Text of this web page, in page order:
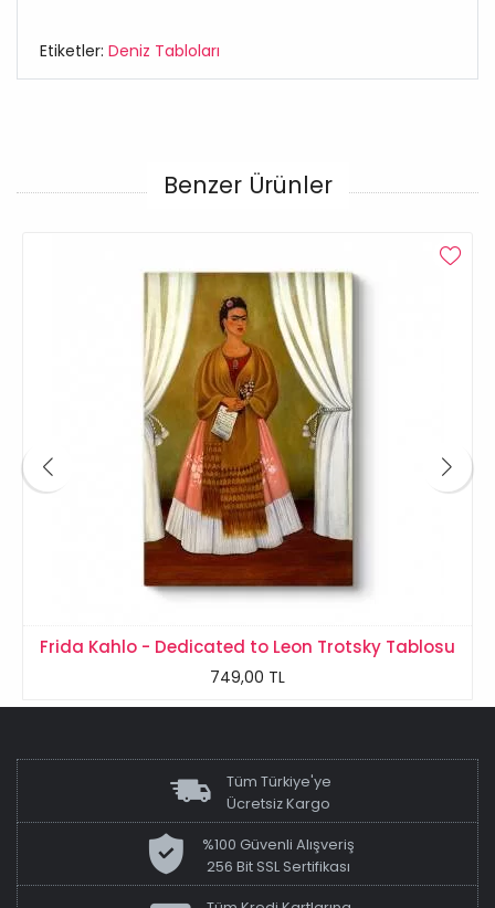
Etiketler: Deniz Tabloları
Benzer Ürünler
Frida Kahlo - Dedicated to Leon Trotsky Tablosu
749,00 TL
Tüm Türkiye'ye
Ücretsiz Kargo
%100 Güvenli Alışveriş
256 Bit SSL Sertifikası